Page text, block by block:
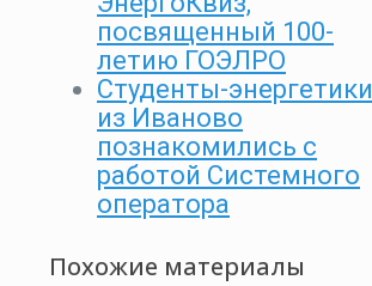
посвященный 100-
летию ГОЭЛРО
Студенты-энергетики
из Иваново
познакомились с
работой Системного
оператора
Похожие материалы